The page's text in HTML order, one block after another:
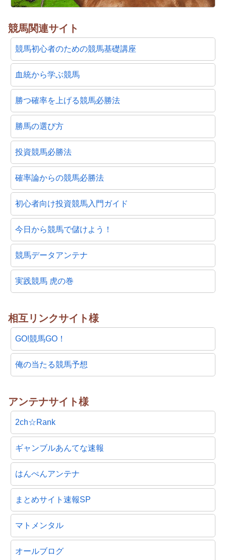
競馬関連サイト
競馬初心者のための競馬基礎講座
血統から学ぶ競馬
勝つ確率を上げる競馬必勝法
勝馬の選び方
投資競馬必勝法
確率論からの競馬必勝法
初心者向け投資競馬入門ガイド
今日から競馬で儲けよう！
競馬データアンテナ
実践競馬 虎の巻
相互リンクサイト様
GO!競馬GO！
俺の当たる競馬予想
アンテナサイト様
2ch☆Rank
ギャンブルあんてな速報
はんぺんアンテナ
まとめサイト速報SP
マトメンタル
オールブログ